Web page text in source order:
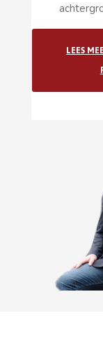
LEES